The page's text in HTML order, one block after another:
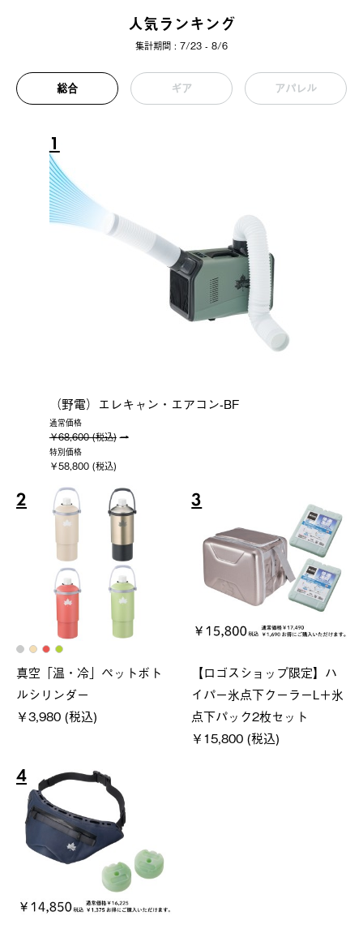
人気ランキング
集計期間 : 7/23 - 8/6
総合 ギア アパレル
1
（野電）エレキャン・エアコン-BF
通常価格
￥68,600 (税込)
特別価格
￥58,800 (税込)
2
真空「温・冷」ペットボト
ルシリンダー
￥3,980 (税込)
3
【ロゴスショップ限定】ハ
イパー氷点下クーラーL＋氷
点下パック2枚セット
￥15,800 (税込)
4